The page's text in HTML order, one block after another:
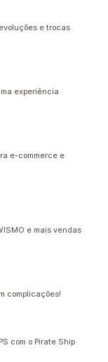
e trocas
experiência
e-commerce e
e mais vendas
complicações!
com o Pirate Ship